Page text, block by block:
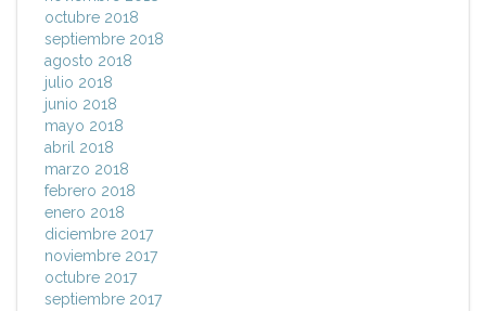
octubre 2018
septiembre 2018
agosto 2018
julio 2018
junio 2018
mayo 2018
abril 2018
marzo 2018
febrero 2018
enero 2018
diciembre 2017
noviembre 2017
octubre 2017
septiembre 2017